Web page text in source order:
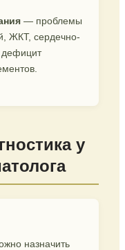
— проблемы
ЖКТ, сердечно-
дефицит
у
назначить